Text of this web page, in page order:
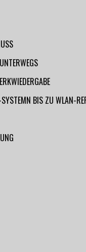
BIS ZU WLAN-